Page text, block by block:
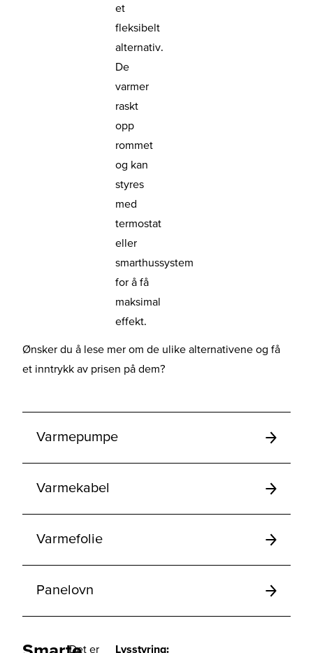
et
fleksibelt
alternativ.
De
varmer
raskt
opp
rommet
og kan
styres
med
termostat
eller
smarthussystem
for å få
maksimal
effekt.
Ønsker du å lese mer om de ulike alternativene og få
et inntrykk av prisen på dem?
Varmepumpe
Varmekabel
Varmefolie
Panelovn
Det er
Lysstyring: